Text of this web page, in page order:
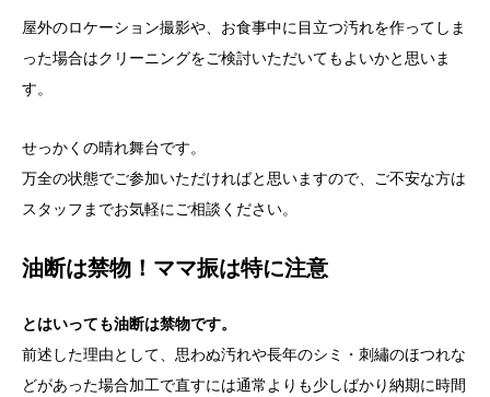
屋外のロケーション撮影や、お食事中に目立つ汚れを作ってしま
った場合はクリーニングをご検討いただいてもよいかと思いま
す。
せっかくの晴れ舞台です。
万全の状態でご参加いただければと思いますので、ご不安な方は
スタッフまでお気軽にご相談ください。
油断は禁物！ママ振は特に注意
とはいっても油断は禁物です。
前述した理由として、思わぬ汚れや長年のシミ・刺繡のほつれな
どがあった場合加工で直すには通常よりも少しばかり納期に時間